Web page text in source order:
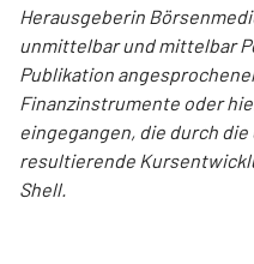
Herausgeberin
unmittelbar und mittelbar
Publikation
Finanzinstrumente oder
eingegangen, die durch
resultierende
Shell.